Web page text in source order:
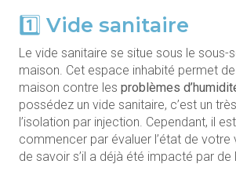
1️⃣ Vide sanitaire
Le vide sanitaire se situe sous le sous-
maison. Cet espace inhabité permet
maison contre les problèmes
possédez un vide sanitaire, c’est un
l’isolation par injection. Cependant, il
commencer par évaluer l’état de votre
de savoir s’il a déjà été impacté par de